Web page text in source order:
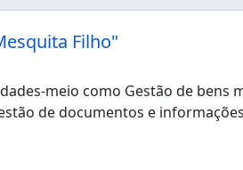
Filho"
meio como Gestão de bens
de documentos e